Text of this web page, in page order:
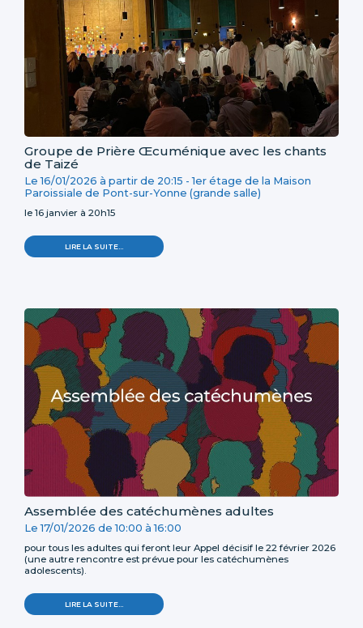
Groupe de Prière Œcuménique avec les chants
de Taizé
Le16/01/2026 à partir de 20:15 -1er étage de la Maison
Paroissiale de Pont-sur-Yonne (grande salle)
le 16 janvier à 20h15
LIRE LA SUITE…
Assemblée des catéchumènes adultes
Le17/01/2026 de10:00 à16:00
pour tous les adultes qui feront leur Appel décisif le 22 février 2026
(une autre rencontre est prévue pour les catéchumènes
adolescents).
LIRE LA SUITE…